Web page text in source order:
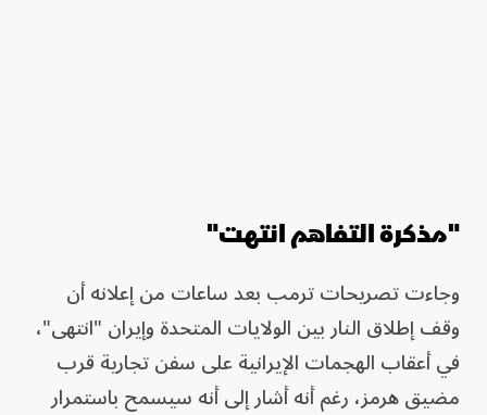
"مذكرة التفاهم انتهت"
وجاءت تصريحات ترمب بعد ساعات من إعلانه أن
وقف إطلاق النار بين الولايات المتحدة وإيران "انتهى"،
في أعقاب الهجمات الإيرانية على سفن تجارية قرب
مضيق هرمز، رغم أنه أشار إلى أنه سيسمح باستمرار